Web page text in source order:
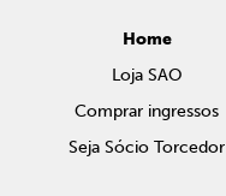
Home
Loja SAO
Comprar ingressos
Seja Sócio Torcedor